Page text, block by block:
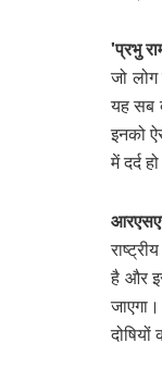
'प्रभु
जो
यह सब
इनको
में दर्द
है और